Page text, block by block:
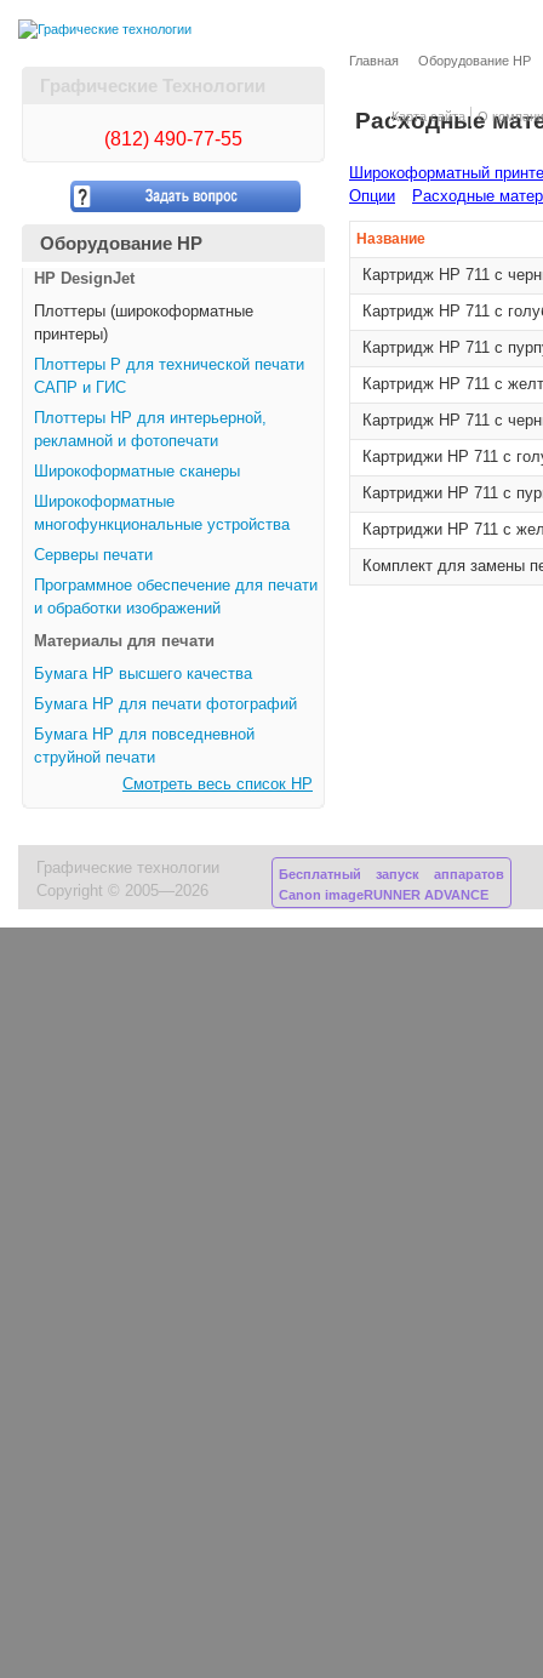
Карта сайта О
Графические Технологии
(812) 490-77-55
Оборудование HP
HP DesignJet
Плоттеры (широкоформатные
принтеры)
Плоттеры Р для технической печати
САПР и ГИС
Плоттеры НР для интерьерной,
рекламной и фотопечати
Широкоформатные сканеры
Широкоформатные
многофункциональные устройства
Серверы печати
Программное обеспечение для печати
и обработки изображений
Материалы для печати
Бумага HP высшего качества
Бумага HP для печати фотографий
Бумага HP для повседневной
струйной печати
Смотреть весь список HP
Главная Оборудование HP
Расходные
Широкоформатный
Опции
Расходные
Название
Картридж HP 711 с
Картридж HP 711 с
Картридж HP 711 с
Картридж HP 711 с
Картридж HP 711 с
Картриджи HP 711 с
Картриджи HP 711 с
Картриджи HP 711 с
Комплект для замены
Графические технологии
Copyright © 2005—2026
Бесплатный запуск аппаратов
Canon imageRUNNER ADVANCE